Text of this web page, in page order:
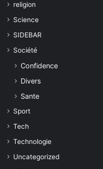
religion
Science
SIDEBAR
Société
Confidence
Divers
Sante
Sport
Tech
Technologie
Uncategorized